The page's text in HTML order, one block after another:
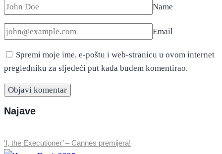
Name
Email
Spremi moje ime, e-poštu i web-stranicu u ovom internet
pregledniku za sljedeći put kada budem komentirao.
Najave
‘I, the Executioner’ – Cannes premijera!